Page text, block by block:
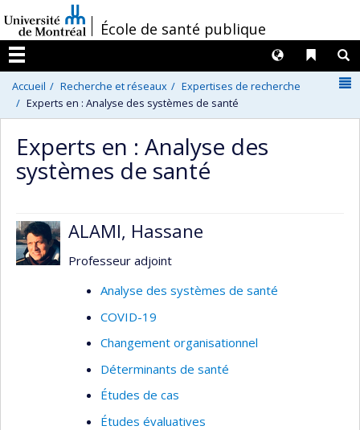
au
contenu
/École de santé publique
Menu
Liens
Langues
Accueil Recherche et réseaux
Expertises de recherche
Experts en : Analyse des systèmes de santé
Experts en : Analyse des
systèmes de santé
ALAMI, Hassane
Professeur adjoint
Analyse des systèmes de santé
COVID-19
Changement organisationnel
Déterminants de santé
Études de cas
Études évaluatives